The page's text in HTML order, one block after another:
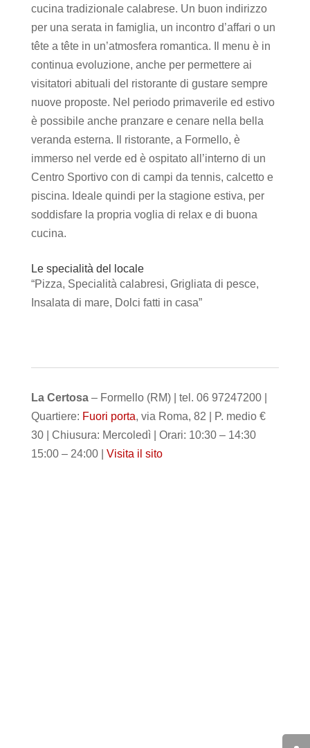
cucina tradizionale calabrese. Un buon indirizzo
per una serata in famiglia, un incontro d’affari o un
tête a tête in un’atmosfera romantica. Il menu è in
continua evoluzione, anche per permettere ai
visitatori abituali del ristorante di gustare sempre
nuove proposte. Nel periodo primaverile ed estivo
è possibile anche pranzare e cenare nella bella
veranda esterna. Il ristorante, a Formello, è
immerso nel verde ed è ospitato all’interno di un
Centro Sportivo con di campi da tennis, calcetto e
piscina. Ideale quindi per la stagione estiva, per
soddisfare la propria voglia di relax e di buona
cucina.
Le specialità del locale
“Pizza, Specialità calabresi, Grigliata di pesce,
Insalata di mare, Dolci fatti in casa”
La Certosa– Formello (RM) | tel. 06 97247200 |
Quartiere: Fuori porta, via Roma, 82 | P. medio €
30 | Chiusura: Mercoledì | Orari: 10:30 – 14:30
15:00 – 24:00 | Visita il sito